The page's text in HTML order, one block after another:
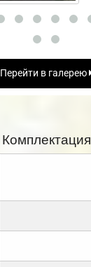
Перейти в галерею
Комплектация